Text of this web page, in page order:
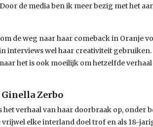
de media ben ik meer bezig met het
de weg naar haar comeback in Oranje
interviews wel haar creativiteit
het is ook moeilijk om hetzelfde
Zerbo
het verhaal van haar doorbraak op, onder
vrijwel elke interland doel trof en als 18-